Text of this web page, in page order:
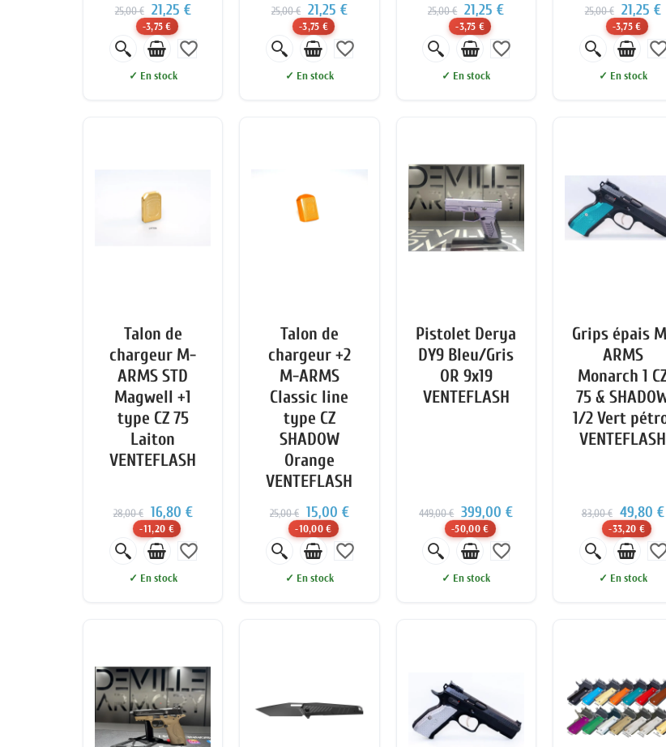
25,00 € 21,25 €
-3,75 €
favorite_border
✓ En stock
25,00 € 21,25 €
-3,75 €
favorite_border
✓ En stock
25,00 € 21,25 €
-3,75 €
favorite_border
✓ En stock
25,00 € 21,25 €
-3,75 €
✓ En stock
Talon de
chargeur M-
ARMS STD
Magwell +1
type CZ 75
Laiton
VENTEFLASH
28,00 € 16,80 €
-11,20 €
favorite_border
✓ En stock
Talon de
chargeur +2
M-ARMS
Classic line
type CZ
SHADOW
Orange
VENTEFLASH
25,00 € 15,00 €
-10,00 €
favorite_border
✓ En stock
Pistolet Derya
DY9 Bleu/Gris
OR 9x19
VENTEFLASH
449,00 € 399,00 €
-50,00 €
favorite_border
✓ En stock
Grips épais
ARMS
Monarch 1
75 &
1/2 Vert
VENTEFLASH
83,00 € 49,80 €
-33,20 €
✓ En stock